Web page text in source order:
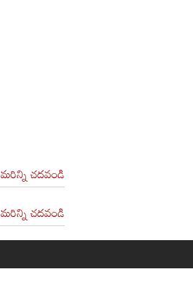
మరిన్ని చదవండి
మరిన్ని చదవండి